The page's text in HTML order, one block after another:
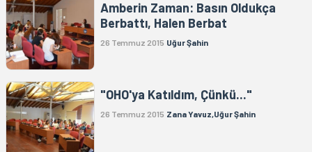
Amberin Zaman: Basın Oldukça
Berbattı, Halen Berbat
26 Temmuz 2015 Uğur Şahin
"OHO'ya Katıldım, Çünkü..."
26 Temmuz 2015 Zana Yavuz,Uğur Şahin